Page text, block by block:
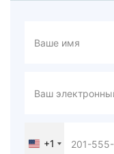
United
+1